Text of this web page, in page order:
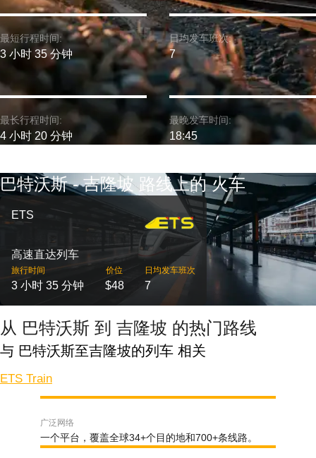
最短行程时间:
3 小时 35 分钟
最长行程时间:
4 小时 20 分钟
日均发车班次:
7
最晚发车时间:
18:45
巴特沃斯 - 吉隆坡 路线上的 火车
ETS
高速直达列车
旅行时间
3 小时 35 分钟
价位
$48
日均发车班次
7
从 巴特沃斯 到 吉隆坡 的热门路线
与 巴特沃斯至吉隆坡的列车 相关
ETS Train
广泛网络
一个平台，覆盖全球34+个目的地和700+条线路。